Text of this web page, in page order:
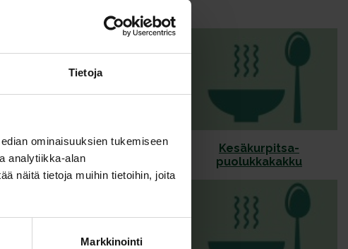
Tietoja
ominaisuuksien tukemiseen
analytiikka-alan
näitä tietoja muihin tietoihin, joita
Markkinointi
Intialainen kukkakaali
Kesäkurpitsa-
puolukkakakku